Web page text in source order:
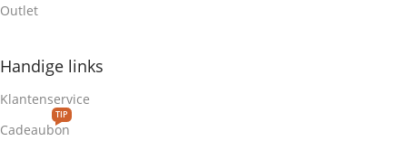
Outlet
Handige links
Klantenservice
Cadeaubon
TIP